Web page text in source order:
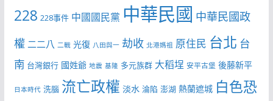
228 228事件 中國國民黨 中華民國 中華民國政
權 二二八 二戰 光復 八田與一 劫收 北港媽祖 原住民 台北 台
南 台灣銀行 國姓爺 地震 基隆 多元族群 大稻埕 安平古堡 後藤新平
日本時代 洗腦 流亡政權 淡水 淪陷 澎湖 熱蘭遮城 白色恐